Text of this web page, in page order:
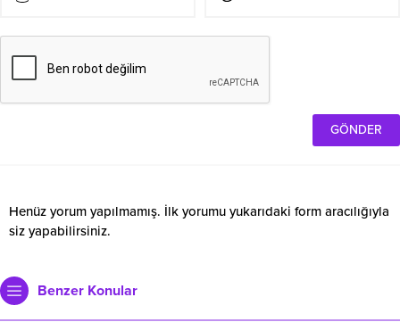
Henüz yorum yapılmamış. İlk yorumu yukarıdaki form aracılığıyla
siz yapabilirsiniz.
Benzer Konular